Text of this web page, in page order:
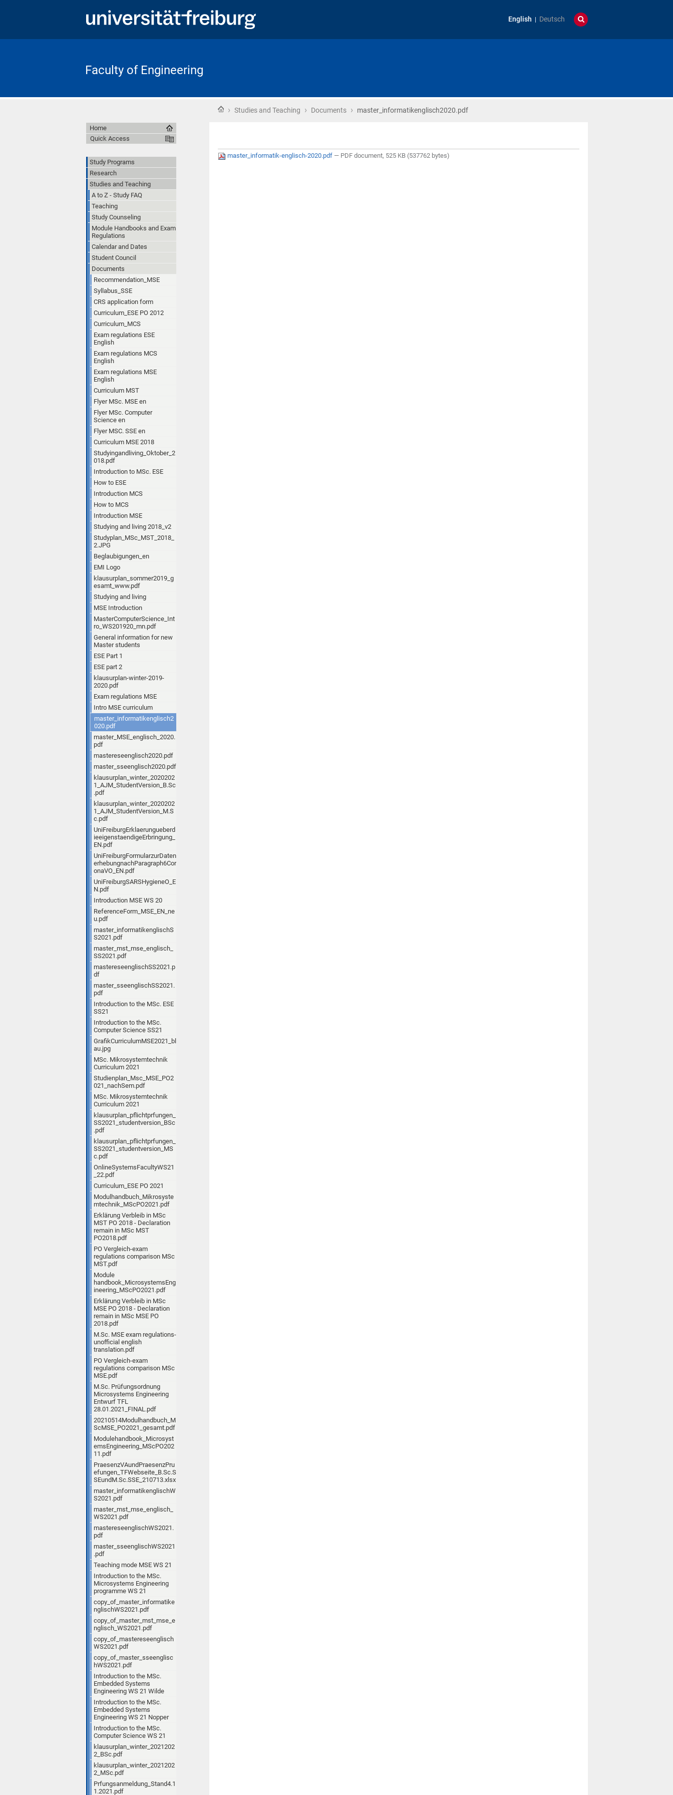
English Deutsch
Faculty of Engineering
Home
› Studies and Teaching › Documents › master_informatikenglisch2020.pdf
master_informatik-englisch-2020.pdf — PDF document, 525 KB (537762 bytes)
Home
Quick Access
Study Programs
Research
Studies and Teaching
A to Z - Study FAQ
Teaching
Study Counseling
Module Handbooks and Exam
Regulations
Calendar and Dates
Student Council
Documents
Recommendation_MSE
Syllabus_SSE
CRS application form
Curriculum_ESE PO 2012
Curriculum_MCS
Exam regulations ESE
English
Exam regulations MCS
English
Exam regulations MSE
English
Curriculum MST
Flyer MSc. MSE en
Flyer MSc. Computer
Science en
Flyer MSC. SSE en
Curriculum MSE 2018
Studyingandliving_Oktober_2
018.pdf
Introduction to MSc. ESE
How to ESE
Introduction MCS
How to MCS
Introduction MSE
Studying and living 2018_v2
Studyplan_MSc_MST_2018_
2.JPG
Beglaubigungen_en
EMI Logo
klausurplan_sommer2019_g
esamt_www.pdf
Studying and living
MSE Introduction
MasterComputerScience_Int
ro_WS201920_mn.pdf
General information for new
Master students
ESE Part 1
ESE part 2
klausurplan-winter-2019-
2020.pdf
Exam regulations MSE
Intro MSE curriculum
master_informatikenglisch2
020.pdf
master_MSE_englisch_2020.
pdf
mastereseenglisch2020.pdf
master_sseenglisch2020.pdf
klausurplan_winter_2020202
1_AJM_StudentVersion_B.Sc
.pdf
klausurplan_winter_2020202
1_AJM_StudentVersion_M.S
c.pdf
UniFreiburgErklaerungueberd
ieeigenstaendigeErbringung_
EN.pdf
UniFreiburgFormularzurDaten
erhebungnachParagraph6Cor
onaVO_EN.pdf
UniFreiburgSARSHygieneO_E
N.pdf
Introduction MSE WS 20
ReferenceForm_MSE_EN_ne
u.pdf
master_informatikenglischS
S2021.pdf
master_mst_mse_englisch_
SS2021.pdf
mastereseenglischSS2021.p
df
master_sseenglischSS2021.
pdf
Introduction to the MSc. ESE
SS21
Introduction to the MSc.
Computer Science SS21
GrafikCurriculumMSE2021_bl
au.jpg
MSc. Mikrosystemtechnik
Curriculum 2021
Studienplan_Msc_MSE_PO2
021_nachSem.pdf
MSc. Mikrosystemtechnik
Curriculum 2021
klausurplan_pflichtprfungen_
SS2021_studentversion_BSc
.pdf
klausurplan_pflichtprfungen_
SS2021_studentversion_MS
c.pdf
OnlineSystemsFacultyWS21
_22.pdf
Curriculum_ESE PO 2021
Modulhandbuch_Mikrosyste
mtechnik_MScPO2021.pdf
Erklärung Verbleib in MSc
MST PO 2018 - Declaration
remain in MSc MST
PO2018.pdf
PO Vergleich-exam
regulations comparison MSc
MST.pdf
Module
handbook_MicrosystemsEng
ineering_MScPO2021.pdf
Erklärung Verbleib in MSc
MSE PO 2018 - Declaration
remain in MSc MSE PO
2018.pdf
M.Sc. MSE exam regulations-
unofficial english
translation.pdf
PO Vergleich-exam
regulations comparison MSc
MSE.pdf
M.Sc. Prüfungsordnung
Microsystems Engineering
Entwurf TFL
28.01.2021_FINAL.pdf
20210514Modulhandbuch_M
ScMSE_PO2021_gesamt.pdf
Modulehandbook_Microsyst
emsEngineering_MScPO202
11.pdf
PraesenzVAundPraesenzPru
efungen_TFWebseite_B.Sc.S
SEundM.Sc.SSE_210713.xlsx
master_informatikenglischW
S2021.pdf
master_mst_mse_englisch_
WS2021.pdf
mastereseenglischWS2021.
pdf
master_sseenglischWS2021
.pdf
Teaching mode MSE WS 21
Introduction to the MSc.
Microsystems Engineering
programme WS 21
copy_of_master_informatike
nglischWS2021.pdf
copy_of_master_mst_mse_e
nglisch_WS2021.pdf
copy_of_mastereseenglisch
WS2021.pdf
copy_of_master_sseenglisc
hWS2021.pdf
Introduction to the MSc.
Embedded Systems
Engineering WS 21 Wilde
Introduction to the MSc.
Embedded Systems
Engineering WS 21 Nopper
Introduction to the MSc.
Computer Science WS 21
klausurplan_winter_2021202
2_BSc.pdf
klausurplan_winter_2021202
2_MSc.pdf
Prfungsanmeldung_Stand4.1
1.2021.pdf